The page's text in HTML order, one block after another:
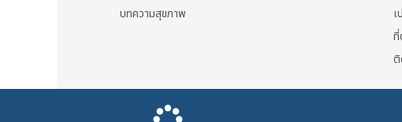
บทความสุขภาพ
ที่
ติ